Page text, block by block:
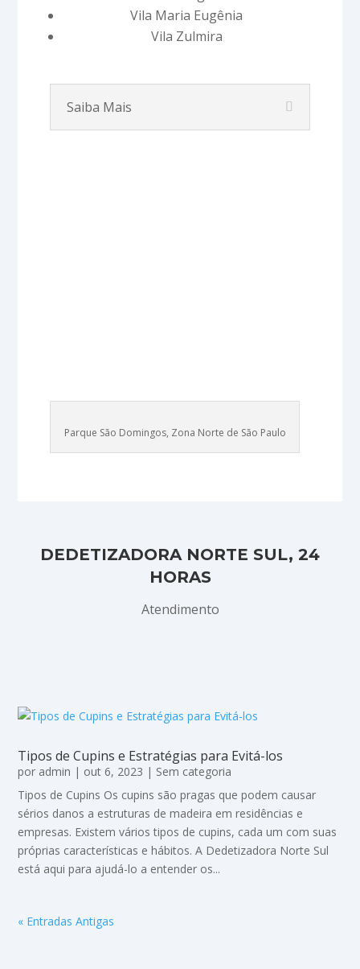
Vila Maria Eugênia
Vila Zulmira
Saiba Mais
Parque São Domingos, Zona Norte de São Paulo
DEDETIZADORA NORTE SUL, 24
HORAS
Atendimento
Tipos de Cupins e Estratégias para Evitá-los
por admin | out 6, 2023 | Sem categoria
Tipos de Cupins Os cupins são pragas que podem causar
sérios danos a estruturas de madeira em residências e
empresas. Existem vários tipos de cupins, cada um com suas
próprias características e hábitos. A Dedetizadora Norte Sul
está aqui para ajudá-lo a entender os...
« Entradas Antigas